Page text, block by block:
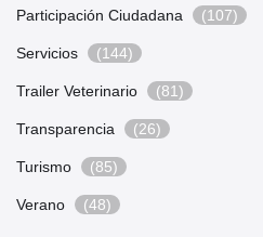
Participación Ciudadana (107)
Servicios (144)
Trailer Veterinario (81)
Transparencia (26)
Turismo (85)
Verano (48)